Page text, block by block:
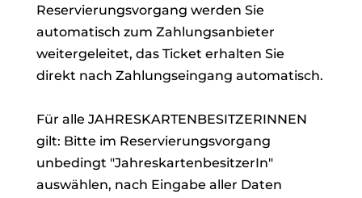
Reservierungsvorgang werden Sie
automatisch zum Zahlungsanbieter
weitergeleitet, das Ticket erhalten Sie
direkt nach Zahlungseingang automatisch.
Für alle JAHRESKARTENBESITZERINNEN
gilt: Bitte im Reservierungsvorgang
unbedingt "JahreskartenbesitzerIn"
auswählen, nach Eingabe aller Daten